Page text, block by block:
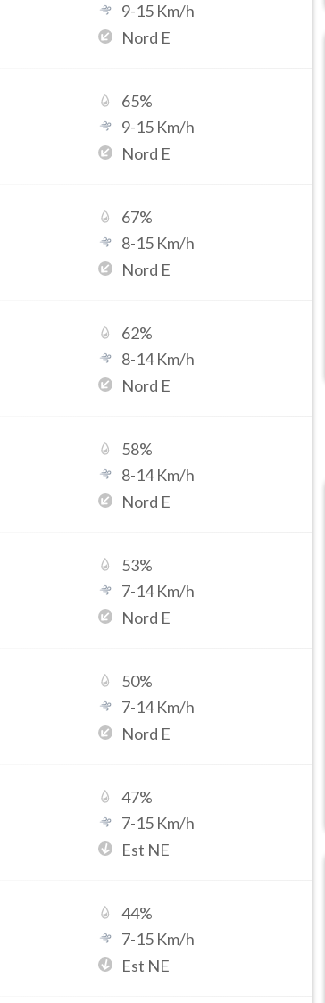
9-15 Km/h
Nord E
65%
9-15 Km/h
Nord E
67%
8-15 Km/h
Nord E
62%
8-14Km/h
Nord E
58%
8-14Km/h
Nord E
53%
7-14Km/h
Nord E
50%
7-14Km/h
Nord E
47%
7-15 Km/h
Est NE
44%
7-15 Km/h
Est NE